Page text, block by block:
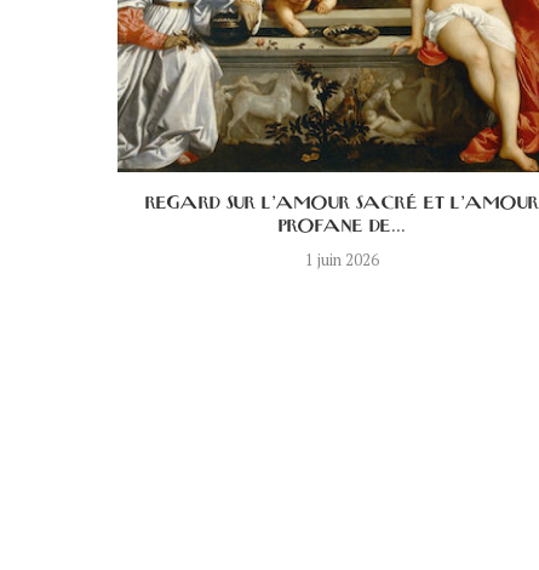
REGARD SUR L’AMOUR SACRÉ ET L’AMOUR
PROFANE DE...
1 juin 2026